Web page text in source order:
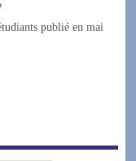
publié en mai